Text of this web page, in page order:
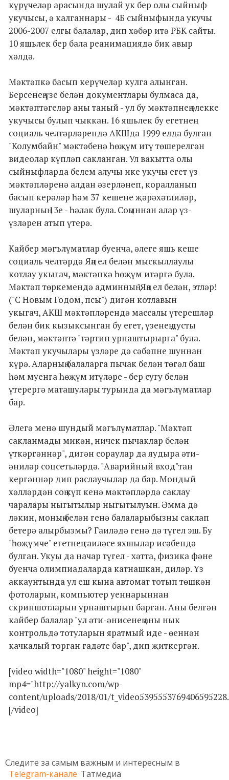
күрүчеләр арасында шулай ук бер олы сыйныф
укучысы, ә калганнары - 4Б сыйныфында укучы
2006-2007 елгы балалар, дип хәбәр итә РБК сайты.
10 яшьлек бер бала реанимациядә бик авыр
хәлдә.
Мәктәпкә басып керүчеләр кулга алынган.
Берсенең үзе белән документлары булмаса да,
мәктәптәгеләр аны таный - ул бу мәктәпнең элекке
укучысы булып чыккан. 16 яшьлек бу егетнең
социаль челтәрләрендә АКШда 1999 елда булган
"Колумбайн" мәктәбенә һөҗүм итү төшерелгән
видеолар күпләп сакланган. Ул вакытта олы
сыйныфларда белем алучы ике укучы егет үз
мәктәпләренә алдан әзерләнеп, коралланып
басып керәләр һәм 37 кешене җәрәхәтлиләр,
шуларның 13е - һәлак була. Соңыннан алар үз-
үзләрен атып үтерә.
Кайбер мәгълүматлар буенча, әлеге яшь кеше
социаль челтәрдә Яңа ел белән мыскыллаулы
котлау укыгач, мәктәпкә һөҗүм итәргә була.
Мәктәп төркемендә админның "Яңа ел белән, этләр!
("С Новым Годом, псы") дигән котлавын
укыгач, АКШ мәктәпләрендә массалы үтерешләр
белән бик кызыксынган бу егет, үзенең дусты
белән, мәктәптә "тәртип урнаштырырга" була.
Мәктәп укучылары үзләре дә сәбәпне шуннан
күрә. Аларның балаларга пычак белән төгәл баш
һәм муенга һөҗүм итүләре - бер сугу белән
үтерергә маташулары турында да мәгълүматлар
бар.
Әлегә менә шундый мәгълүматлар. "Мәктәп
сакланмады микән, ничек пычаклар белән
үткәргәннәр", дигән сораулар да яудыра әти-
әниләр соцсетьләрдә. "Аварийный вход"тан
кергәннәр дип раслаучылар да бар. Мондый
хәлләрдән соң күп кенә мәктәпләрдә саклау
чаралары ныгытылыр ныгытылуын. Әмма дә
ләкин, моның белән генә балаларыбызны саклап
бетерә алырбызмы? Гаиләдә генә дә түгел эш. Бу
"һөҗүмче" егетнең гаиләсе яхшылар исәбендә
булган. Укуы да начар түгел - хәтта, физика фәне
буенча олимпиадаларда катнашкан, диләр. Үз
аккаунтында ул еш кына автомат тотып төшкән
фотоларын, компьютер уеннарыннан
скриншотларын урнаштырып барган. Аны белгән
кайбер балалар "ул әти-әнисенең аны нык
контрольдә тотуларын яратмый иде - өеннән
качкалый торган гадәте бар", дип җиткергән.
[video width="1080" height="1080"
mp4="http://yalkyn.com/wp-
content/uploads/2018/01/
[/video]
Следите за самым важным и интересным в
Telegram-канале Татмедиа